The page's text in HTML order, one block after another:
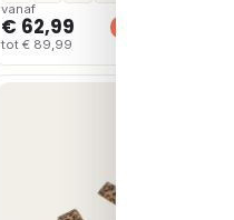
vanaf
€ 62,99
tot € 89,99